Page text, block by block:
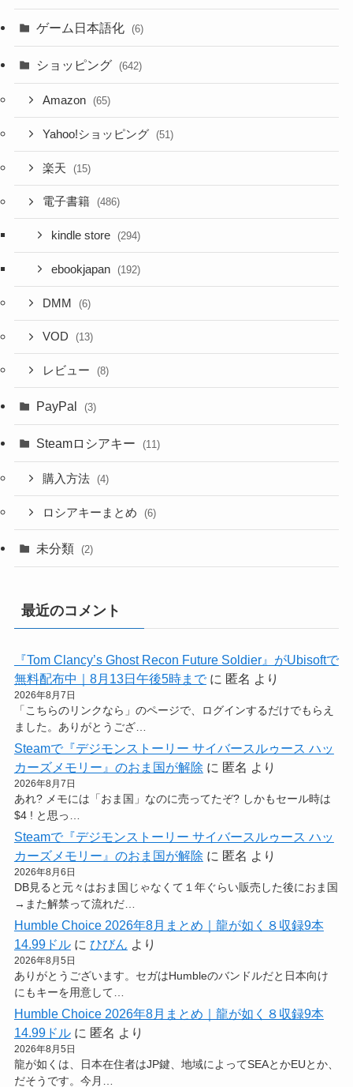
ゲーム日本語化 (6)
ショッピング (642)
Amazon (65)
Yahoo!ショッピング (51)
楽天 (15)
電子書籍 (486)
kindle store (294)
ebookjapan (192)
DMM (6)
VOD (13)
レビュー (8)
PayPal (3)
Steamロシアキー (11)
購入方法 (4)
ロシアキーまとめ (6)
未分類 (2)
最近のコメント
『Tom Clancy’s Ghost Recon Future Soldier』がUbisoftで
無料配布中｜8月13日午後5時までに 匿名 より
2026年8月7日
「こちらのリンクなら」のページで、ログインするだけでもらえ
ました。ありがとうござ…
Steamで『デジモンストーリー サイバースルゥース ハッ
カーズメモリー』のおま国が解除 に 匿名 より
2026年8月7日
あれ? メモには「おま国」なのに売ってたぞ? しかもセール時は
$4 ! と思っ…
Steamで『デジモンストーリー サイバースルゥース ハッ
カーズメモリー』のおま国が解除 に 匿名 より
2026年8月6日
DB見ると元々はおま国じゃなくて１年ぐらい販売した後におま国
→また解禁って流れだ…
Humble Choice 2026年8月まとめ｜龍が如く８収録9本
14.99ドルに ひびん より
2026年8月5日
ありがとうございます。セガはHumbleのバンドルだと日本向け
にもキーを用意して…
Humble Choice 2026年8月まとめ｜龍が如く８収録9本
14.99ドルに 匿名 より
2026年8月5日
龍が如くは、日本在住者はJP鍵、地域によってSEAとかEUとか、
だそうです。今月…